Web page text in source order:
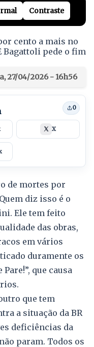
Contraste
cento a mais no
Bagattoli pede o fim
27/04/2026 - 16h56
0
X
de mortes por
diz isso é o
Ele tem feito
das obras,
em vários
duramente os
que causa
que tem
a situação da BR
deficiências da
param. Todos os